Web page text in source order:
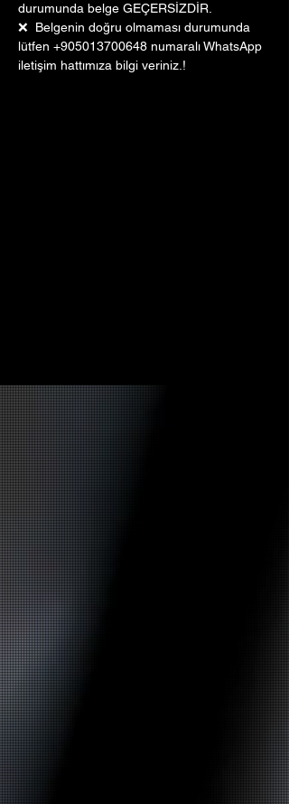
durumunda belge GEÇERSİZDİR.
❌  Belgenin doğru olmaması durumunda
lütfen +905013700648 numaralı WhatsApp
iletişim hattımıza bilgi veriniz.!